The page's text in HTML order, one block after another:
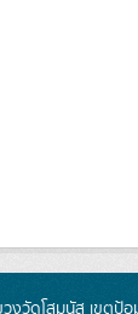
งวัดโสมนัส เขตป้